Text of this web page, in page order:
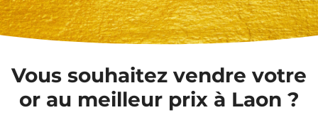
Vous souhaitez vendre votre
or au meilleur prix à Laon ?